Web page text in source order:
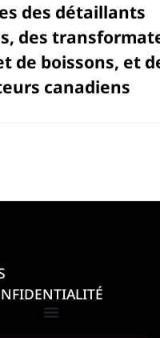
des détaillants
des
de boissons, et
canadiens